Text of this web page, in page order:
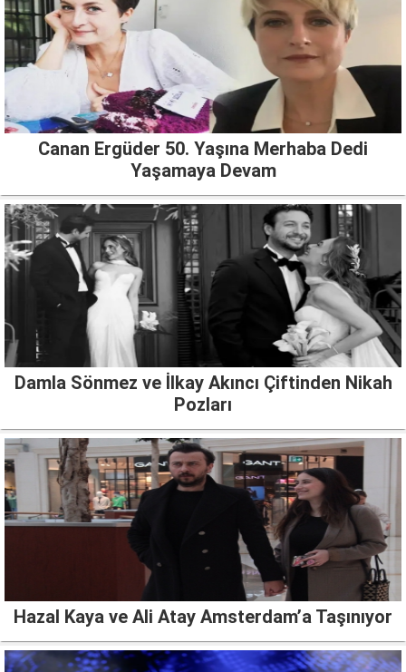
Canan Ergüder 50. Yaşına Merhaba Dedi
Yaşamaya Devam
Damla Sönmez ve İlkay Akıncı Çiftinden Nikah
Pozları
Hazal Kaya ve Ali Atay Amsterdam’a Taşınıyor